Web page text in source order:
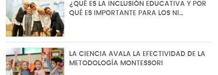
¿QUÉ ES LA INCLUSIÓN EDUCATIVA Y POR
QUÉ ES IMPORTANTE PARA LOS NI…
LA CIENCIA AVALA LA EFECTIVIDAD DE LA
METODOLOGÍA MONTESSORI